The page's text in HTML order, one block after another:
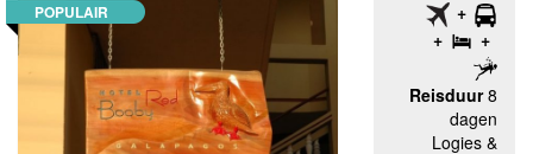
POPULAIR
Reisduur8
dagen
Logies &